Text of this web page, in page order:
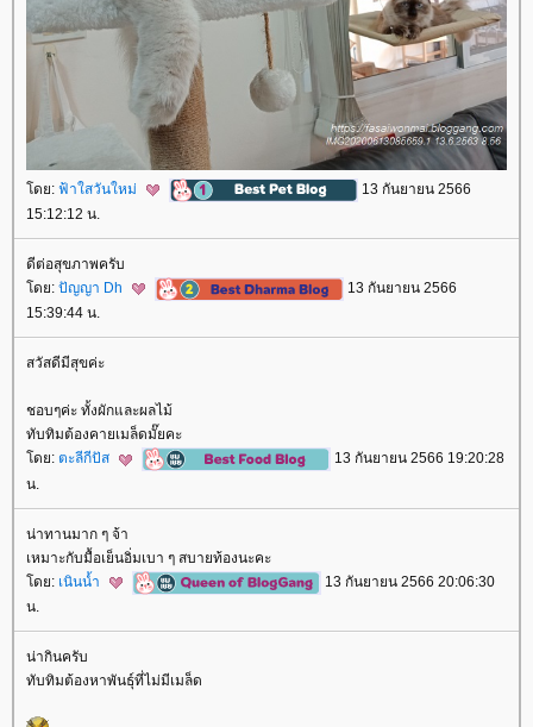
ดย: ฟ้าใสวันใหม่
13 กันยายน 2566
15:12:12 น.
ดีต่อสุขภาพครับ
ดย: ปัญญา Dh
13 กันยายน 2566
15:39:44 น.
สวัสดีมีสุขค่ะ
ชอบๆค่ะ ทั้งผักและผลไม้
ทับทิมต้องคายเมล็ดมั๊ยคะ
ดย: ตะลีกีปัส
13 กันยายน 2566 19:20:28
น.
น่าทานมาก ๆ จ้า
เหมาะกับมื้อเย็นอิ่มเบา ๆ สบายท้องนะคะ
ดย: เนินน้ำ
13 กันยายน 2566 20:06:30
น.
น่ากินครับ
ทับทิมต้องหาพันธุ์ที่ไม่มีเมล็ด